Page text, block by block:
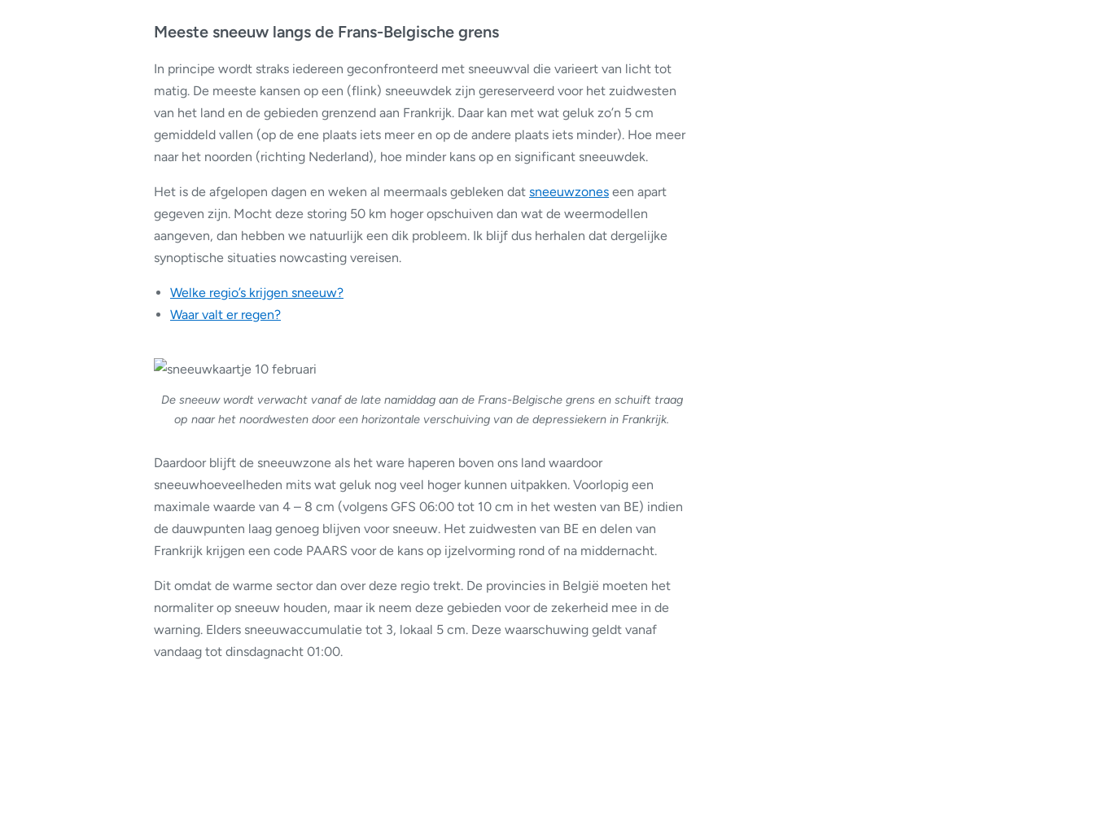
Meeste sneeuw langs de Frans-Belgische grens
In principe wordt straks iedereen geconfronteerd met sneeuwval die varieert van licht tot
matig. De meeste kansen op een (flink) sneeuwdek zijn gereserveerd voor het zuidwesten
van het land en de gebieden grenzend aan Frankrijk. Daar kan met wat geluk zo’n 5 cm
gemiddeld vallen (op de ene plaats iets meer en op de andere plaats iets minder). Hoe meer
naar het noorden (richting Nederland), hoe minder kans op en significant sneeuwdek.
Het is de afgelopen dagen en weken al meermaals gebleken dat sneeuwzones een apart
gegeven zijn. Mocht deze storing 50 km hoger opschuiven dan wat de weermodellen
aangeven, dan hebben we natuurlijk een dik probleem. Ik blijf dus herhalen dat dergelijke
synoptische situaties nowcasting vereisen.
Welke regio’s krijgen sneeuw?
Waar valt er regen?
De sneeuw wordt verwacht vanaf de late namiddag aan de Frans-Belgische grens en schuift traag
op naar het noordwesten door een horizontale verschuiving van de depressiekern in Frankrijk.
Daardoor blijft de sneeuwzone als het ware haperen boven ons land waardoor
sneeuwhoeveelheden mits wat geluk nog veel hoger kunnen uitpakken. Voorlopig een
maximale waarde van 4 – 8 cm (volgens GFS 06:00 tot 10 cm in het westen van BE) indien
de dauwpunten laag genoeg blijven voor sneeuw. Het zuidwesten van BE en delen van
Frankrijk krijgen een code PAARS voor de kans op ijzelvorming rond of na middernacht.
Dit omdat de warme sector dan over deze regio trekt. De provincies in België moeten het
normaliter op sneeuw houden, maar ik neem deze gebieden voor de zekerheid mee in de
warning. Elders sneeuwaccumulatie tot 3, lokaal 5 cm. Deze waarschuwing geldt vanaf
vandaag tot dinsdagnacht 01:00.